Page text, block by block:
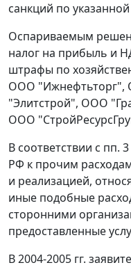
санкций по
Оспариваемым
налог на прибыль и
штрафы по
ООО
"Элитстрой", ООО
ООО
В соответствии с пп. 3
РФ к прочим
и реализацией,
иные подобные
сторонними
предоставленные
В 2004-2005 гг.